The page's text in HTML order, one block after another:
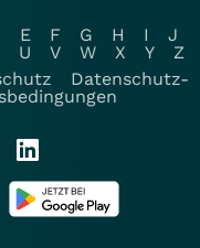
E F G H I
J
U V W X Y
Z
Datenschutz-